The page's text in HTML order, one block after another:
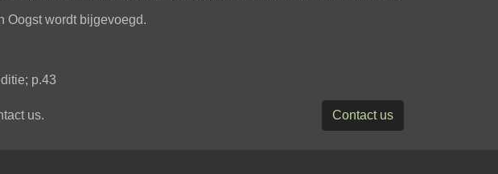
Oogst wordt bijgevoegd.
p.43
us. Contact us